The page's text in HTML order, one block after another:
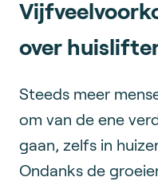
over
Steeds meer
om van de ene
gaan, zelfs in
Ondanks de